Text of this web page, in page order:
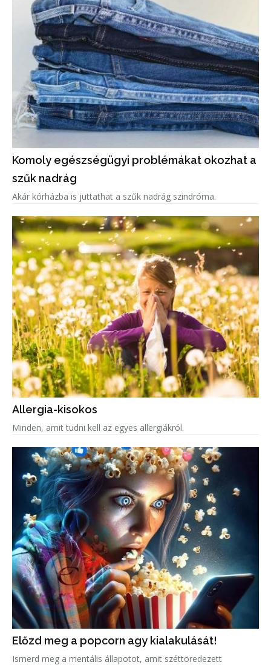
Komoly egészségügyi problémákat okozhat a
szűk nadrág
Akár kórházba is juttathat a szűk nadrág szindróma.
Allergia-kisokos
Minden, amit tudni kell az egyes allergiákról.
Előzd meg a popcorn agy kialakulását!
Ismerd meg a mentális állapotot, amit széttöredezett